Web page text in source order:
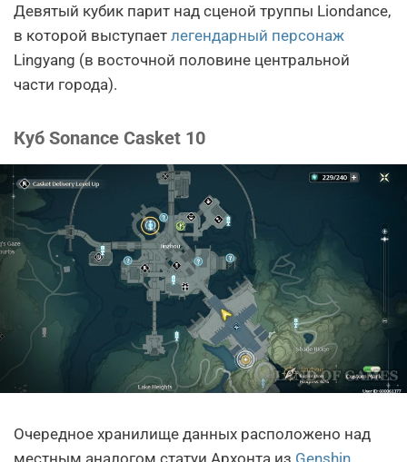
Девятый кубик парит над сценой труппы Liondance,
в которой выступает легендарный персонаж
Lingyang (в восточной половине центральной
части города).
Куб Sonance Casket 10
Очередное хранилище данных расположено над
местным аналогом статуи Архонта из Genshin